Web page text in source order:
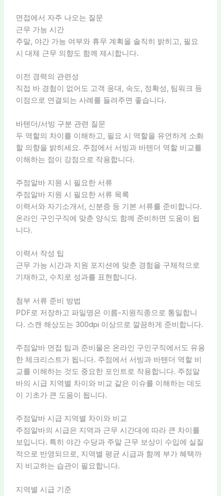
면접에서 자주 나오는 질문
근무 가능 시간
주말, 야간 가능 여부와 휴무 계획을 솔직히 밝히고, 필요
시 대체 근무 의향도 함께 제시합니다.
이전 경력의 관련성
직접 바 경험이 없어도 고객 응대, 속도, 정확성, 팀워크 등
이점으로 연결되는 사례를 들려주면 좋습니다.
바텐더/서빙 구분 관련 질문
두 역할의 차이를 이해하고, 필요 시 역할을 유연하게 소화
할 의향을 밝히세요. 주점에서 서빙과 바텐더 역할 비교를
이해하는 점이 강점으로 작용합니다.
주점알바 지원 시 필요한 서류
주점알바 지원 시 필요한 서류 목록
이력서와 자기소개서, 신분증 등 기본 서류를 준비합니다.
온라인 구인구직에 맞춘 양식도 함께 준비하면 도움이 됩
니다.
이력서 작성 팁
근무 가능 시간과 지원 포지션에 맞춘 경험을 구체적으로
기재하고, 수치로 성과를 표현합니다.
첨부 서류 준비 방법
PDF로 저장하고 파일명은 이름-지원직종으로 통일합니
다. 스캔 해상도는 300dpi 이상으로 깔끔하게 준비합니다.
주점알바 면접 팁과 준비물은 온라인 구인구직에서도 유용
한 체크리스트가 됩니다. 주점에서 서빙과 바텐더 역할 비
교를 이해하는 것도 중요한 포인트로 작용합니다. 주점알
바의 시급 지역별 차이와 비교 같은 이슈를 이해하는 데도
이 기초가 큰 도움이 됩니다.
주점알바 시급 지역별 차이와 비교
주점알바의 시급은 지역과 근무 시간대에 따라 큰 차이를
보입니다. 특히 야간 수당과 주말 근무 보상이 수입에 실질
적으로 반영되므로, 지역별 평균 시급과 함께 부가 혜택까
지 비교하는 습관이 필요합니다.
지역별 시급 기준